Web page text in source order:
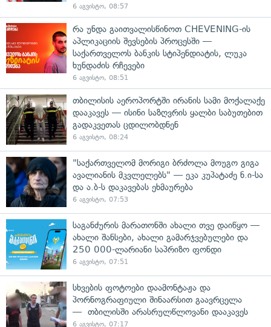
6 აგვისტო, 08:57
რა უნდა გაითვალისწინოთ CHEVENING-ის
აპლიკაციის შევსების პროცესში —
საქართველოს ბანკის სტიპენდიატის, ლუკა
ხუნდაძის რჩევები
6 აგვისტო, 08:51
თბილისის აეროპორტში ირანის სამი მოქალაქე
დააკავეს — ისინი საზღვრის ყალბი საბუთებით
გადაკვეთას ცდილობდნენ
6 აგვისტო, 08:24
"საქართველომ მორიგი ბრძოლა მოუგო გიგა
ავალიანის მკვლელებს" — ეკა კუპატაძე ნ.ი-სა
და ა.ბ-ს დაკავებას ეხმაურება
6 აგვისტო, 07:53
საგანძურის მარათონში ახალი თვე დაიწყო —
ახალი შანსები, ახალი გამარჯვებულები და
250 000-ლარიანი საპრიზო ფონდი
6 აგვისტო, 07:51
სხვების ფოტოები დაამონტაჟა და
პორნოგრაფიული შინაარსით გაავრცელა
— თბილისში არასრულწლოვანი დააკავეს
6 აგვისტო, 07:17